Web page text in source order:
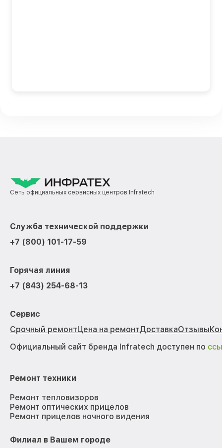
Сеть официальных сервисных центров Infratech
Служба технической поддержки
+7 (800) 101-17-59
Горячая линия
+7 (843) 254-68-13
Сервис
Срочный ремонтЦена на ремонтДоставкаОтзывы
Официальный сайт бренда Infratech доступен по
Ремонт техники
Ремонт тепловизоров
Ремонт оптических прицелов
Ремонт прицелов ночного видения
Филиал в Вашем городе